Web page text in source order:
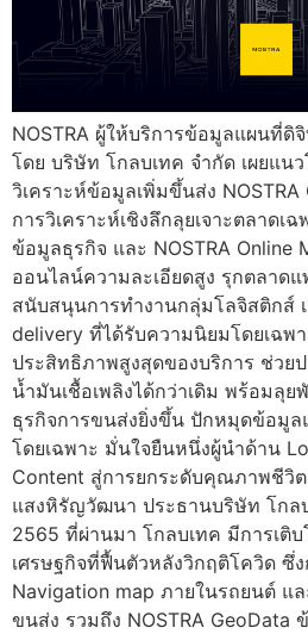
NOSTRA ผู้ให้บริการข้อมูลแผนที่ดิ
โดย บริษัท โกลบเทค จำกัด เผยแน
วิเคราะห์ข้อมูลเพิ่มขึ้นส่ง
การวิเคราะห์เชิงลึกลุยเจาะตลาดเ
ข้อมูลธุรกิจ และ NOSTRA Online
ออนไลน์ความละเอียดสูง รุกตลาด
สนับสนุนการทำงานกลุ่มโลจิสติกส์
delivery ที่ได้รับความนิยมโดยเฉพ
ประสิทธิภาพสูงสุดของบริการ ช่วย
น้ำมันเชื้อเพลิงได้กว่าเดิม พร้อม
ธุรกิจการขนส่งยิ่งขึ้น ปักหมุดข้อมู
โดยเฉพาะ มั่นใจยืนหนึ่งผู้นำด้าน
Content สู่การยกระดับคุณภาพชีวิ
แสงหิรัญวัฒนา ประธานบริษัท โกล
2565 ที่ผ่านมา โกลบเทค มีการเติ
เศรษฐกิจที่ฟื้นตัวหลังวิกฤติโควิด ซึ่
Navigation map ภายในรถยนต์ แ
ขนส่ง รวมถึง NOSTRA GeoData